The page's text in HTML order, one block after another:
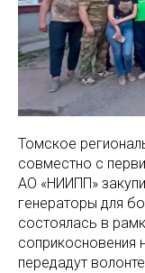
Томское
совместно с
АО «НИИПП»
генераторы для
состоялась в
соприкосновения
передадут